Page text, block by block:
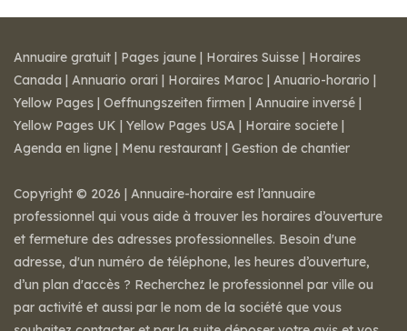
Annuaire gratuit | Pages jaune | Horaires Suisse | Horaires
Canada | Annuario orari | Horaires Maroc | Anuario-horario |
Yellow Pages | Oeffnungszeiten firmen | Annuaire inversé |
Yellow Pages UK | Yellow Pages USA | Horaire societe |
Agenda en ligne | Menu restaurant | Gestion de chantier
Copyright © 2026 | Annuaire-horaire est l’annuaire
professionnel qui vous aide à trouver les horaires d’ouverture
et fermeture des adresses professionnelles. Besoin d'une
adresse, d'un numéro de téléphone, les heures d’ouverture,
d’un plan d'accès ? Recherchez le professionnel par ville ou
par activité et aussi par le nom de la société que vous